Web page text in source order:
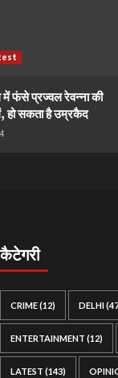
फंसे प्रज्वल रेवन्ना की
हो सकता है उम्रकैद
कैटेगरी
CRIME(12) DELHI
ENTERTAINMENT (12)
LATEST (143)